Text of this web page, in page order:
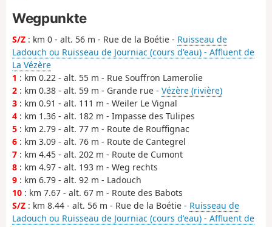
Wegpunkte
S/Z : km 0 - alt. 56 m - Rue de la Boétie - Ruisseau de
Ladouch ou Ruisseau de Journiac (cours d'eau) - Affluent de
La Vézère
1 : km 0.22 - alt. 55 m - Rue Souffron Lamerolie
2 : km 0.38 - alt. 59 m - Grande rue - Vézère (rivière)
3 : km 0.91 - alt. 111 m - Weiler Le Vignal
4 : km 1.36 - alt. 182 m - Impasse des Tulipes
5 : km 2.79 - alt. 77 m - Route de Rouffignac
6 : km 3.09 - alt. 76 m - Route de Cantegrel
7 : km 4.45 - alt. 202 m - Route de Cumont
8 : km 4.97 - alt. 193 m - Weg rechts
9 : km 6.79 - alt. 92 m - Ladouch
10 : km 7.67 - alt. 67 m - Route des Babots
S/Z : km 8.44 - alt. 56 m - Rue de la Boétie - Ruisseau de
Ladouch ou Ruisseau de Journiac (cours d'eau) - Affluent de